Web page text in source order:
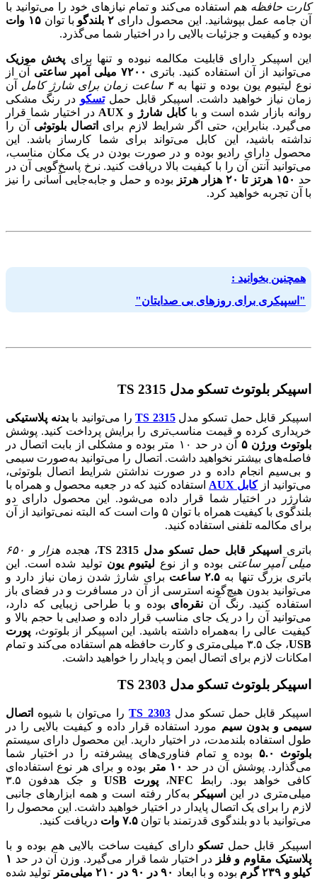
کارت حافظه هم استفاده می‌کند و تمام نیازهای خود را می‌توانید با
آن جامه عمل بپوشانید. این محصول دارای ۲ بلندگو با توان۱۵ وات
بوده و کیفیت و جزئیات بالایی را در اختیار شما می‌گذرد.
این اسپیکر دارای قابلیت مکالمه نبوده و تنها برای پخش موزیک
می‌توانید از آن استفاده کنید. باتری ۷۲۰۰ میلی آمپر ساعتی
آن از
نوع لیتیوم یون بوده و تنها به۴ ساعت زمان برای شارژ کامل
آن
زمان نیاز خواهید داشت. اسپیکر قابل حملتسکو در رنگ مشکی
روانه بازار شده است و باکابل شارژ و AUX در اختیار شما قرار
می‌گیرد. بنابراین،‌ حتی اگر شرایط لازم برای اتصال بلوتوثی آن را
نداشته باشید، این کابل می‌تواند برای شما کارساز باشد. این
محصول دارای رادیو بوده و در صورت بودن در یک مکان مناسب،
می‌توانید آنتن آن را با کیفیت بالا دریافت کنید. نرخ پاسخ‌گویی آن در
حد ۱۵۰ هرتز تا ۲۰ هزار هرتز
بوده و حمل و جابه‌جایی آسانی را نیز
با آن تجربه خواهید کرد.
همچنین بخوانید :
"اسپیکری برای روزهای بی صدایتان"
اسپیکر بلوتوث تسکو مدل TS 2315
اسپیکر قابل حمل تسکو مدلTS 2315را می‌توانید بابدنه پلاستیکی
خریداری کرده و قیمت مناسب‌تری را برایش پرداخت کنید. پوشش
بلوتوث ورژن ۵
آن در حد ۱۰ متر بوده و مشکلی از بابت اتصال در
فاصله‌های بیشتر نخواهید داشت. اتصال را می‌توانید به‌صورت سیمی
و بی‌سیم انجام داده و در صورت نداشتن شرایط اتصال بلوتوثی،
می‌توانید ازکابل AUX
استفاده کنید که در جعبه محصول و همراه با
شارژر در اختیار شما قرار داده می‌شود. این محصول دارای دو
بلندگوی با کیفیت همراه با توان ۵ وات است که البته نمی‌توانید از آن
برای مکالمه تلفنی استفاده کنید.
باتری اسپیکر قابل حمل تسکو مدل TS 2315 ،
هجده هزار و ۶۵۰
میلی آمپر ساعتی بوده و از نوع لیتیوم یون تولید شده است. این
باتری بزرگ تنها به
برای شارژ شدن زمان نیاز دارد و
می‌توانید بدون هیچ‌گونه استرسی از آن در مسافرت و در فضای باز
استفاده کنید. رنگ آن نقره‌ای بوده و با طراحی زیبایی که دارد،
می‌توانید آن را در یک جای مناسب قرار داده و صدایی با حجم بالا و
کیفیت عالی را به‌همراه داشته باشید. این اسپیکر از بلوتوث، پورت
USB
، جک ۳.۵ میلی‌متری و کارت حافظه هم استفاده می‌کند و تمام
امکانات لازم برای اتصال ایمن و پایدار را خواهید داشت.
اسپیکر بلوتوث تسکو مدل TS 2303
اسپیکر قابل حمل تسکو مدلTS 2303را می‌توان با شیوه اتصال
سیمی و بدون سیم مورد استفاده قرار داده و کیفیت بالایی را در
طول استفاده بلندمدت، در اختیار دارید. این محصول دارای سیستم
بلوتوث ۵.۰
بوده و تمام فناوری‌های پیشرفته را در اختیار شما
می‌گذارد. پوشش آن در حد ۱۰ متر
بوده و برای هر نوع استفاده‌ای
کافی خواهد بود. رابط NFC، پورت USB
و جک هدفون ۳.۵
میلی‌متری در این
اسپیکر
به‌کار رفته است و همه ابزارهای جانبی
لازم را برای یک اتصال پایدار در اختیار خواهید داشت. این محصول را
می‌توانید با دو بلندگوی قدرتمند با توان ۷.۵ وات دریافت کنید.
اسپیکر قابل حملتسکو دارای کیفیت ساخت بالایی هم بوده و با
پلاستیک مقاوم و فلز در اختیار شما قرار می‌گیرد. وزن آن در حد ۱
کیلو و ۲۳۹ گرم
بوده و با ابعاد ۹۰ در ۹۰ در ۲۱۰ میلی‌متر
تولید شده